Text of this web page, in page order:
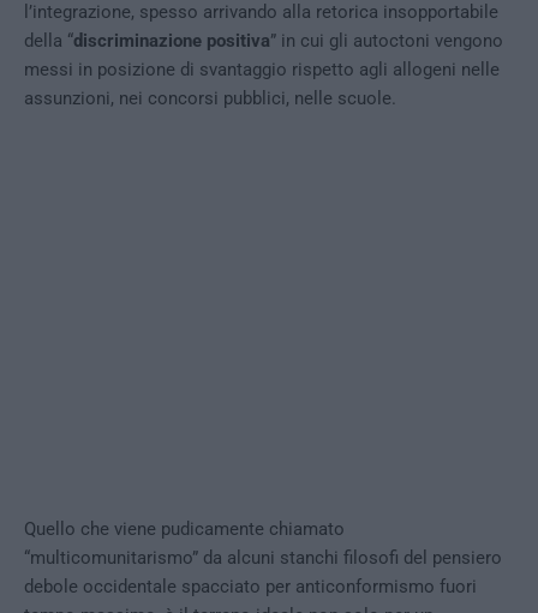
l’integrazione, spesso arrivando alla retorica insopportabile
della “discriminazione positiva” in cui gli autoctoni vengono
messi in posizione di svantaggio rispetto agli allogeni nelle
assunzioni, nei concorsi pubblici, nelle scuole.
Quello che viene pudicamente chiamato
“multicomunitarismo” da alcuni stanchi filosofi del pensiero
debole occidentale spacciato per anticonformismo fuori